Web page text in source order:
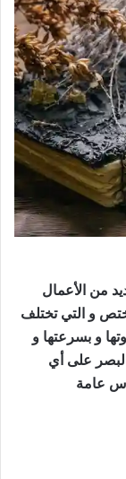
من الأعمال
و التي تختلف
و بسرعتها و
على أي
عامة